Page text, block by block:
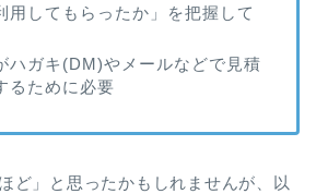
用してもらったか」を把握して
ハガキ(DM)やメールなどで見積
るために必要
ど」と思ったかもしれませんが、以